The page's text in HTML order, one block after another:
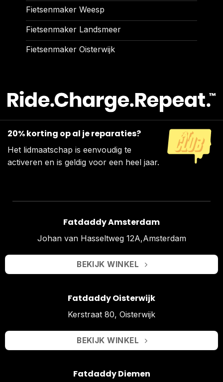
Fietsenmaker Weesp
Fietsenmaker Landsmeer
Fietsenmaker Oisterwijk
20% korting op al je reparaties?
Het lidmaatschap is eenvoudig te
activeren en is geldig voor een heel jaar.
Fatdaddy Amsterdam
Johan van Hasseltweg 12A,Amsterdam
BEKIJK WINKEL
Fatdaddy Oisterwijk
Kerstraat 80, Oisterwijk
BEKIJK WINKEL
Fatdaddy Diemen